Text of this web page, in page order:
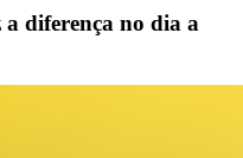
diferença no dia a